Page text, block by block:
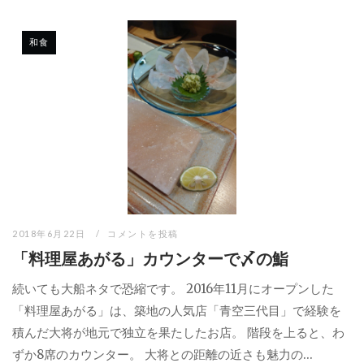
和食
2018年6月22日 コメントを投稿
「料理屋あがる」カウンターで〆の鮨
続いても大船ネタで恐縮です。 2016年11月にオープンした
「料理屋あがる」は、築地の人気店「青空三代目」で経験を
積んだ大将が地元で独立を果たしたお店。 階段を上ると、わ
ずか8席のカウンター。 大将との距離の近さも魅力の...